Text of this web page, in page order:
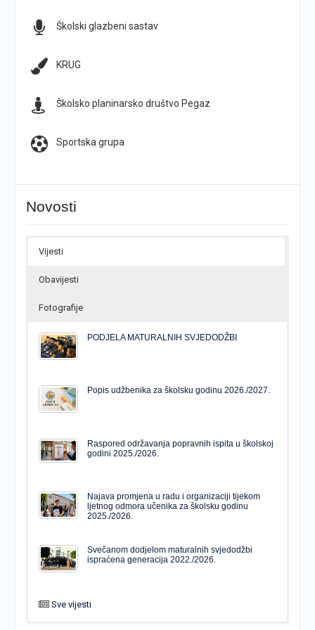
Školski glazbeni sastav
KRUG
Školsko planinarsko društvo Pegaz
Sportska grupa
Novosti
Vijesti
Obavijesti
Fotografije
PODJELA MATURALNIH SVJEDODŽBI
Popis udžbenika za školsku godinu 2026./2027.
Raspored održavanja popravnih ispita u školskoj
godini 2025./2026.
Najava promjena u radu i organizaciji tijekom
ljetnog odmora učenika za školsku godinu
2025./2026.
Svečanom dodjelom maturalnih svjedodžbi
ispraćena generacija 2022./2026.
Sve vijesti